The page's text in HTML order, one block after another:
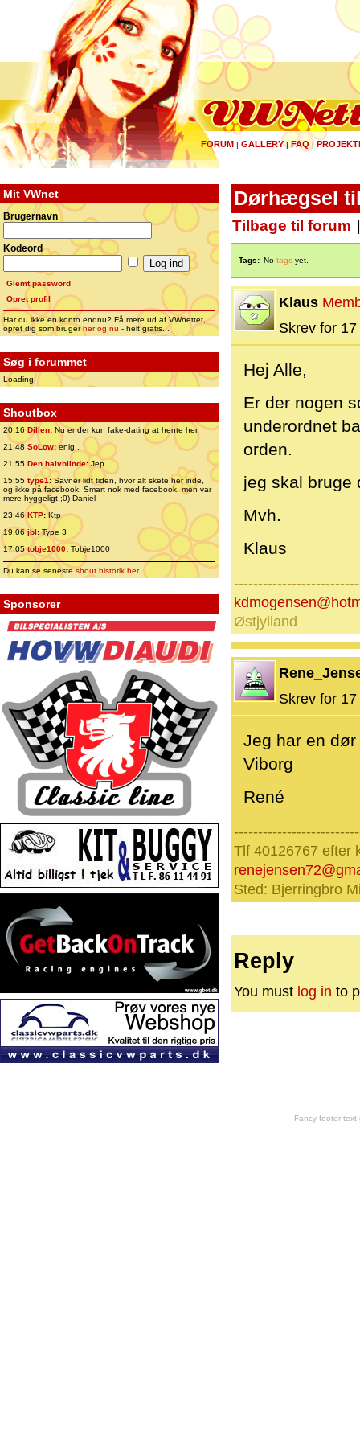
FORUM | GALLERY|FAQ |
Mit VWnet
Brugernavn
Kodeord
Glemt password
Opret profil
Har du ikke en konto endnu? Få mere ud af VWnettet,
opret dig som brugerher og nu - helt gratis...
Søg i forummet
Loading
Shoutbox
20:16 Dillen: Nu er der kun fake-dating at hente her.
21:48 SoLow:enig..
21:55 Den halvblinde:Jep.....
15:55 type1:Savner lidt tiden, hvor alt skete her inde,
og ikke på facebook. Smart nok med facebook, men var
mere hyggeligt ;0) Daniel
23:46 KTP:Ktp
19:06jbl:Type 3
17:05tobje1000: Tobje1000
Du kan se senesteshout historik her...
Sponsorer
Dørhægsel
Tilbage til forum
Tags: No tags yet.
Klaus
Skrev for
Hej Alle,
Er der nogen
underordnet
orden.
jeg skal bruge
Mvh.
Klaus
Østjylland
Skrev for
Jeg har en
Viborg
René
Tlf 40126767 efter
Sted: Bjerringbro
Reply
You must log in to
Fancy footer